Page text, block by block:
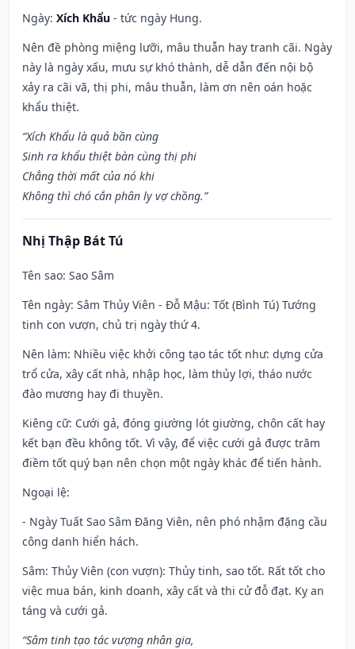
Ngày: Xích Khẩu - tức ngày Hung.
Nên đề phòng miệng lưỡi, mâu thuẫn hay tranh cãi. Ngày
này là ngày xấu, mưu sự khó thành, dễ dẫn đến nội bộ
xảy ra cãi vã, thị phi, mâu thuẫn, làm ơn nên oán hoặc
khẩu thiệt.
“Xích Khẩu là quả bần cùng
Sinh ra khẩu thiệt bàn cùng thị phi
Chẳng thời mất của nó khi
Không thì chó cắn phân ly vợ chồng.”
Nhị Thập Bát Tú
Tên sao: Sao Sâm
Tên ngày: Sâm Thủy Viên - Đỗ Mậu: Tốt (Bình Tú) Tướng
tinh con vượn, chủ trị ngày thứ 4.
Nên làm: Nhiều việc khởi công tạo tác tốt như: dựng cửa
trổ cửa, xây cất nhà, nhập học, làm thủy lợi, tháo nước
đào mương hay đi thuyền.
Kiêng cữ: Cưới gả, đóng giường lót giường, chôn cất hay
kết bạn đều không tốt. Vì vậy, để việc cưới gả được trăm
điềm tốt quý bạn nên chọn một ngày khác để tiến hành.
Ngoại lệ:
- Ngày Tuất Sao Sâm Đăng Viên, nên phó nhậm đặng cầu
công danh hiển hách.
Sâm: Thủy Viên (con vượn): Thủy tinh, sao tốt. Rất tốt cho
việc mua bán, kinh doanh, xây cất và thi cử đỗ đạt. Kỵ an
táng và cưới gả.
“Sâm tinh tạo tác vượng nhân gia,